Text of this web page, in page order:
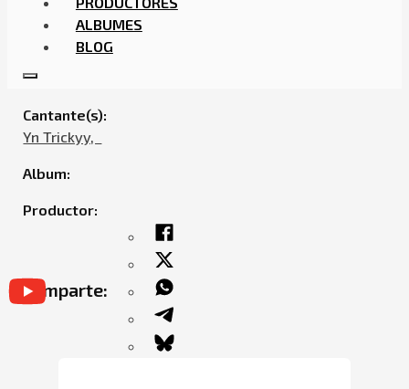
ALBUMES
BLOG
Cantante(s):
Yn Trickyy,ㅤㅤ
Album:
Productor:
Comparte: